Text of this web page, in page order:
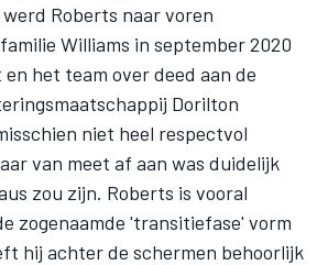
Roberts naar voren
Williams in september 2020
en het team over deed aan de
Dorilton
niet heel respectvol
van meet af aan was duidelijk
zou zijn. Roberts is vooral
zogenaamde 'transitiefase' vorm
hij achter de schermen behoorlijk